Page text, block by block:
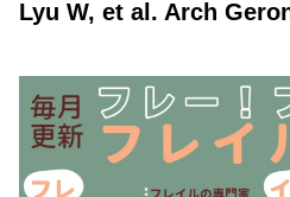
Lyu W, et al. Arch